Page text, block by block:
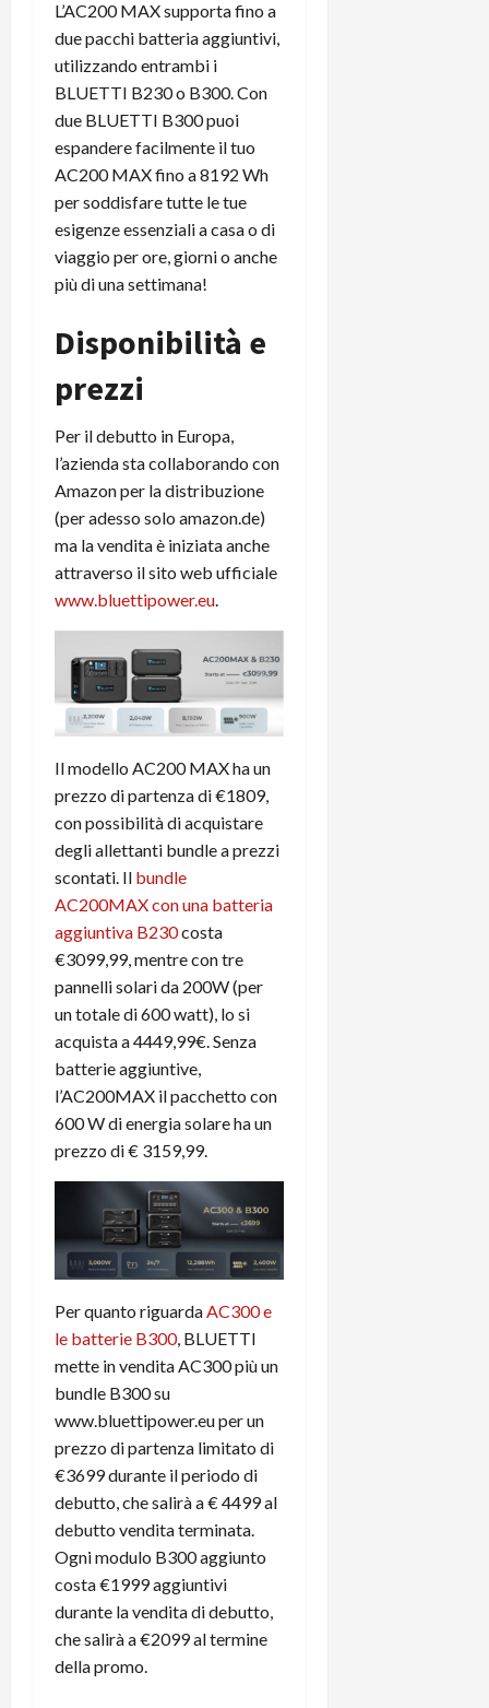
L’AC200 MAX supporta fino a
due pacchi batteria aggiuntivi,
utilizzando entrambi i
BLUETTI B230 o B300. Con
due BLUETTI B300 puoi
espandere facilmente il tuo
AC200 MAX fino a 8192 Wh
per soddisfare tutte le tue
esigenze essenziali a casa o di
viaggio per ore, giorni o anche
più di una settimana!
Disponibilità e
prezzi
Per il debutto in Europa,
l’azienda sta collaborando con
Amazon per la distribuzione
(per adesso solo amazon.de)
ma la vendita è iniziata anche
attraverso il sito web ufficiale
www.bluettipower.eu
Il modello AC200 MAX ha un
prezzo di partenza di €1809,
con possibilità di acquistare
degli allettanti bundle a prezzi
scontati. Il bundle
AC200MAX con una batteria
aggiuntiva B230costa
€3099,99, mentre con tre
pannelli solari da 200W (per
un totale di 600 watt), lo si
acquista a 4449,99€. Senza
batterie aggiuntive,
l’AC200MAX il pacchetto con
600 W di energia solare ha un
prezzo di € 3159,99.
Per quanto riguardaAC300 e
le batterie B300, BLUETTI
mette in vendita AC300 più un
bundle B300 su
www.bluettipower.eu per un
prezzo di partenza limitato di
€3699 durante il periodo di
debutto, che salirà a € 4499 al
debutto vendita terminata.
Ogni modulo B300 aggiunto
costa €1999 aggiuntivi
durante la vendita di debutto,
che salirà a €2099 al termine
della promo.